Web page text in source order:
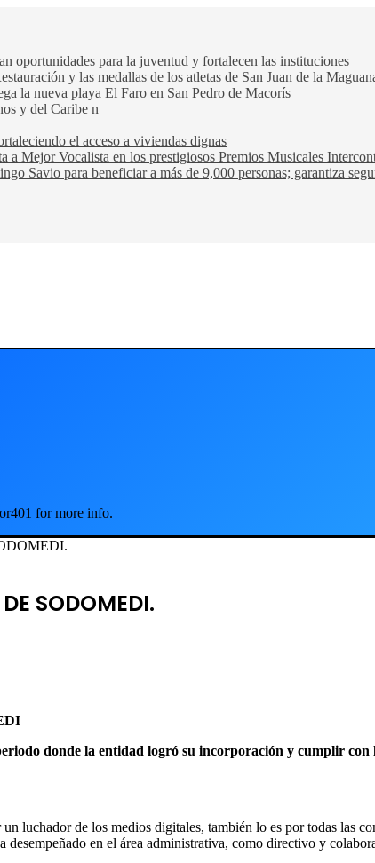
oportunidades para la juventud y fortalecen las instituciones
y las medallas de los atletas de San Juan de la
la nueva playa El Faro en San Pedro de Macorís
y del Caribe n
el acceso a viviendas dignas
a Mejor Vocalista en los prestigiosos Premios Musicales
Savio para beneficiar a más de 9,000 personas; garantiza
for more info.
SODOMEDI.
donde la entidad logró su incorporación y cumplir con
luchador de los medios digitales, también lo es por todas las
en el área administrativa, como directivo y